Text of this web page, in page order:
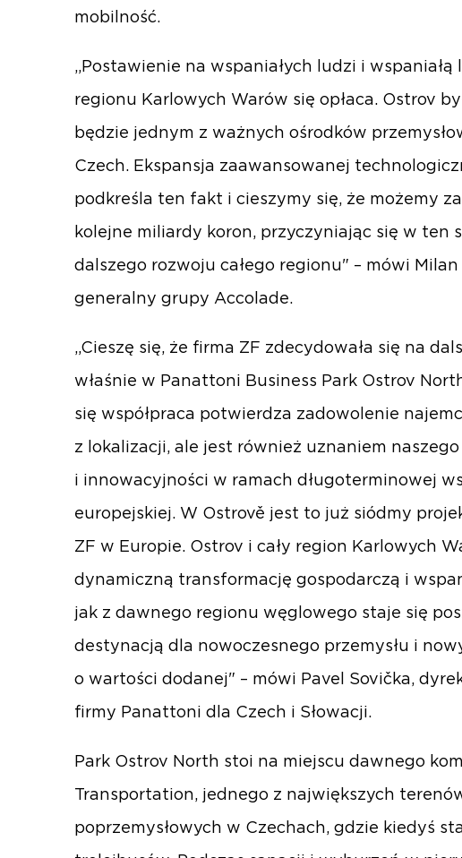
mobilność.
„Postawienie na wspaniałych ludzi i wspaniałą
regionu Karlowych Warów się opłaca. Ostrov
będzie jednym z ważnych ośrodków
Czech. Ekspansja zaawansowanej
podkreśla ten fakt i cieszymy się, że możemy
kolejne miliardy koron, przyczyniając się w ten
dalszego rozwoju całego regionu" – mówi
generalny grupy Accolade.
„Cieszę się, że firma ZF zdecydowała się na
właśnie w Panattoni Business Park Ostrov
się współpraca potwierdza zadowolenie
z lokalizacji, ale jest również uznaniem
i innowacyjności w ramach długoterminowej
europejskiej. W Ostrově jest to już siódmy
ZF w Europie. Ostrov i cały region Karlowych
dynamiczną transformację gospodarczą i
jak z dawnego regionu węglowego staje się
destynacją dla nowoczesnego przemysłu i
o wartości dodanej" – mówi Pavel Sovička,
firmy Panattoni dla Czech i Słowacji.
Park Ostrov North stoi na miejscu dawnego
Transportation, jednego z największych
poprzemysłowych w Czechach, gdzie kiedyś